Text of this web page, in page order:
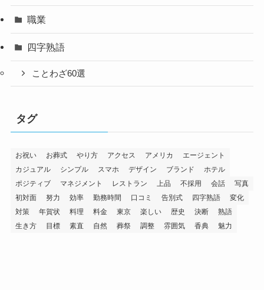
職業
四字熟語
ことわざ60選
タグ
お祝い お葬式 やり方 アクセス アメリカ
エージェント
カジュアル
シンプル スマホ デザイン ブランド
ホテル
ポジティブ
マネジメント レストラン 上品 不採用 会話
写真
初対面
努力 効率 勤務時間 口コミ 告別式 四字熟語
変化
対策
年賀状 料理 料金 東京 楽しい 歴史 決断
熟語
生き方
目標 素直 自然 葬祭 調整 雰囲気 香典 魅力